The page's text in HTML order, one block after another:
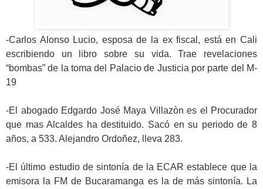
-Carlos Alonso Lucio, esposa de la ex fiscal, está en Cali
escribiendo un libro sobre su vida. Trae revelaciones
“bombas” de la toma del Palacio de Justicia por parte del M-
19
-El abogado Edgardo José Maya Villazòn es el Procurador
que mas Alcaldes ha destituido. Sacó en su periodo de 8
años, a 533. Alejandro Ordoñez, lleva 283.
-El último estudio de sintonía de la ECAR establece que la
emisora la FM de Bucaramanga es la de más sintonía. La